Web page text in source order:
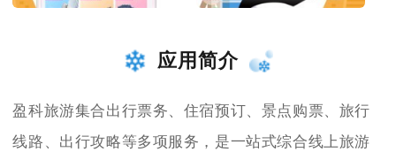
应用简介
盈科旅游集合出行票务、住宿预订、景点购票、旅行
线路、出行攻略等多项服务，是一站式综合线上旅游